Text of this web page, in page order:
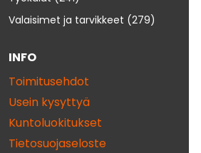
Valaisimet ja tarvikkeet (279)
INFO
Toimitusehdot
Usein kysyttyä
Kuntoluokitukset
Tietosuojaseloste